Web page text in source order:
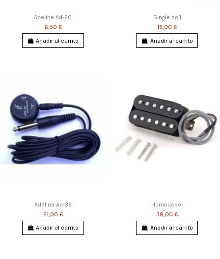
Adeline Ad-20
6,50 €
Añadir al carrito
SIngle coil
15,00 €
Añadir al carrito
Adeline Ad-35
21,00 €
Añadir al carrito
Humbucker
38,00 €
Añadir al carrito